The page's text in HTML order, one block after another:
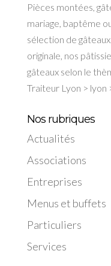
Pièces montées,
mariage, baptême
sélection de
originale, nos
gâteaux selon le
Traiteur Lyon > lyon
Nos rubriques
Actualités
Associations
Entreprises
Menus et buffets
Particuliers
Services